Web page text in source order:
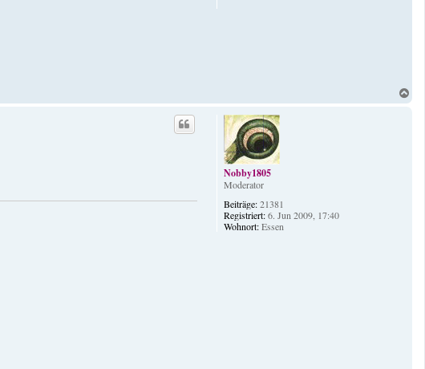
Nobby1805
Moderator
Beiträge:21381
Registriert:6. Jun 2009, 17:40
Wohnort:Essen